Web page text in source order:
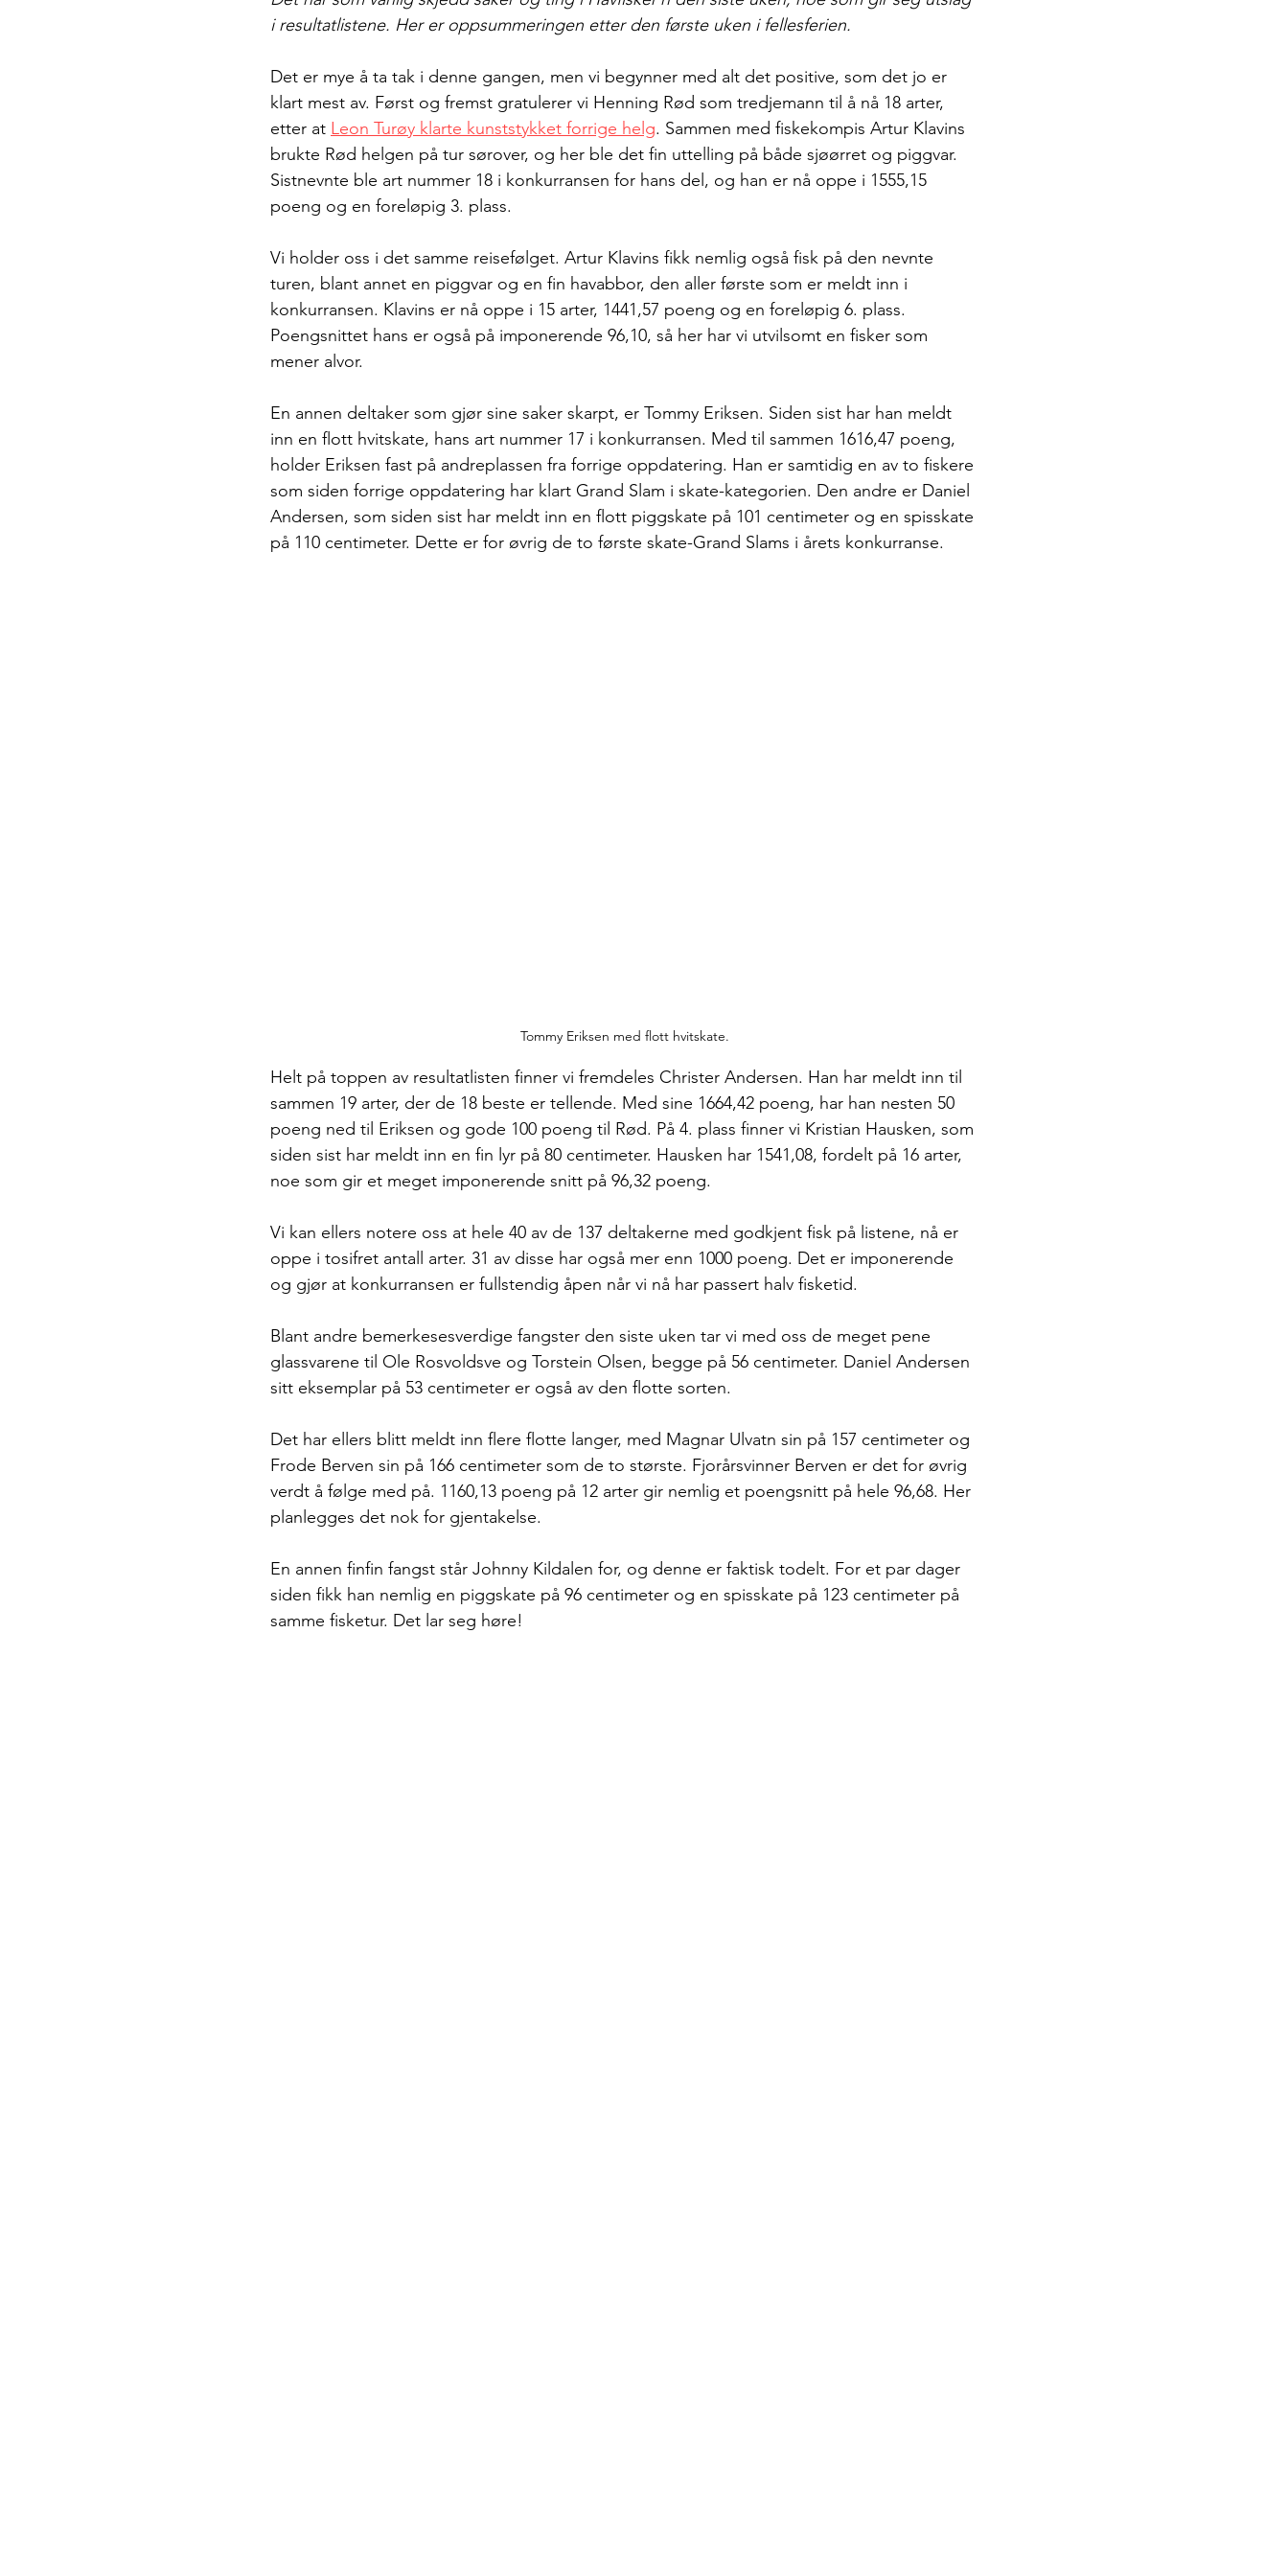
i resultatlistene. Her er oppsummeringen etter den første uken i fellesferien.
Det er mye å ta tak i denne gangen, men vi begynner med alt det positive, som det jo er
klart mest av. Først og fremst gratulerer vi Henning Rød som tredjemann til å nå 18 arter,
etter at Leon Turøy klarte kunststykket forrige helg. Sammen med fiskekompis Artur Klavins
brukte Rød helgen på tur sørover, og her ble det fin uttelling på både sjøørret og piggvar.
Sistnevnte ble art nummer 18 i konkurransen for hans del, og han er nå oppe i 1555,15
poeng og en foreløpig 3. plass.
Vi holder oss i det samme reisefølget. Artur Klavins fikk nemlig også fisk på den nevnte
turen, blant annet en piggvar og en fin havabbor, den aller første som er meldt inn i
konkurransen. Klavins er nå oppe i 15 arter, 1441,57 poeng og en foreløpig 6. plass.
Poengsnittet hans er også på imponerende 96,10, så her har vi utvilsomt en fisker som
mener alvor.
En annen deltaker som gjør sine saker skarpt, er Tommy Eriksen. Siden sist har han meldt
inn en flott hvitskate, hans art nummer 17 i konkurransen. Med til sammen 1616,47 poeng,
holder Eriksen fast på andreplassen fra forrige oppdatering. Han er samtidig en av to fiskere
som siden forrige oppdatering har klart Grand Slam i skate-kategorien. Den andre er Daniel
Andersen, som siden sist har meldt inn en flott piggskate på 101 centimeter og en spisskate
på 110 centimeter. Dette er for øvrig de to første skate-Grand Slams i årets konkurranse.
Tommy Eriksen med flott hvitskate.
Helt på toppen av resultatlisten finner vi fremdeles Christer Andersen. Han har meldt inn til
sammen 19 arter, der de 18 beste er tellende. Med sine 1664,42 poeng, har han nesten 50
poeng ned til Eriksen og gode 100 poeng til Rød. På 4. plass finner vi Kristian Hausken, som
siden sist har meldt inn en fin lyr på 80 centimeter. Hausken har 1541,08, fordelt på 16 arter,
noe som gir et meget imponerende snitt på 96,32 poeng.
Vi kan ellers notere oss at hele 40 av de 137 deltakerne med godkjent fisk på listene, nå er
oppe i tosifret antall arter. 31 av disse har også mer enn 1000 poeng. Det er imponerende
og gjør at konkurransen er fullstendig åpen når vi nå har passert halv fisketid.
Blant andre bemerkesesverdige fangster den siste uken tar vi med oss de meget pene
glassvarene til Ole Rosvoldsve og Torstein Olsen, begge på 56 centimeter. Daniel Andersen
sitt eksemplar på 53 centimeter er også av den flotte sorten.
Det har ellers blitt meldt inn flere flotte langer, med Magnar Ulvatn sin på 157 centimeter og
Frode Berven sin på 166 centimeter som de to største. Fjorårsvinner Berven er det for øvrig
verdt å følge med på. 1160,13 poeng på 12 arter gir nemlig et poengsnitt på hele 96,68. Her
planlegges det nok for gjentakelse.
En annen finfin fangst står Johnny Kildalen for, og denne er faktisk todelt. For et par dager
siden fikk han nemlig en piggskate på 96 centimeter og en spisskate på 123 centimeter på
samme fisketur. Det lar seg høre!